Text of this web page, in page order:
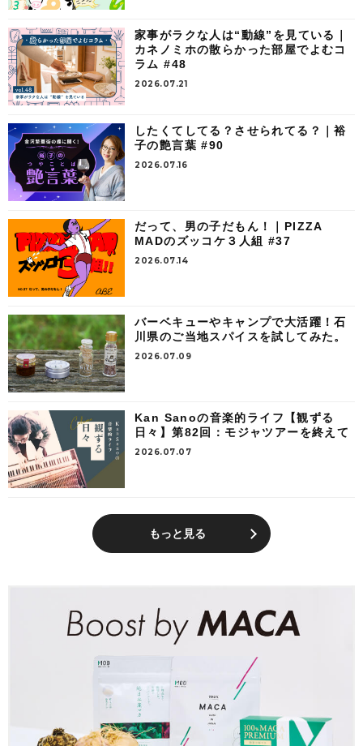
家事がラクな人は“動線”を見ている｜
カネノミホの散らかった部屋でよむコ
ラム #48
2026.07.21
したくてしてる？させられてる？｜裕
子の艶言葉 #90
2026.07.16
だって、男の子だもん！｜PIZZA
MADのズッコケ３人組 #37
2026.07.14
バーベキューやキャンプで大活躍！石
川県のご当地スパイスを試してみた。
2026.07.09
Kan Sanoの音楽的ライフ【観ずる
日々】第82回：モジャツアーを終えて
2026.07.07
もっと見る